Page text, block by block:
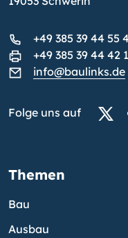
+49 385 39 44 55
+49 385 39 44 42
info@baulinks.de
Folge uns auf
Themen
Bau
Ausbau